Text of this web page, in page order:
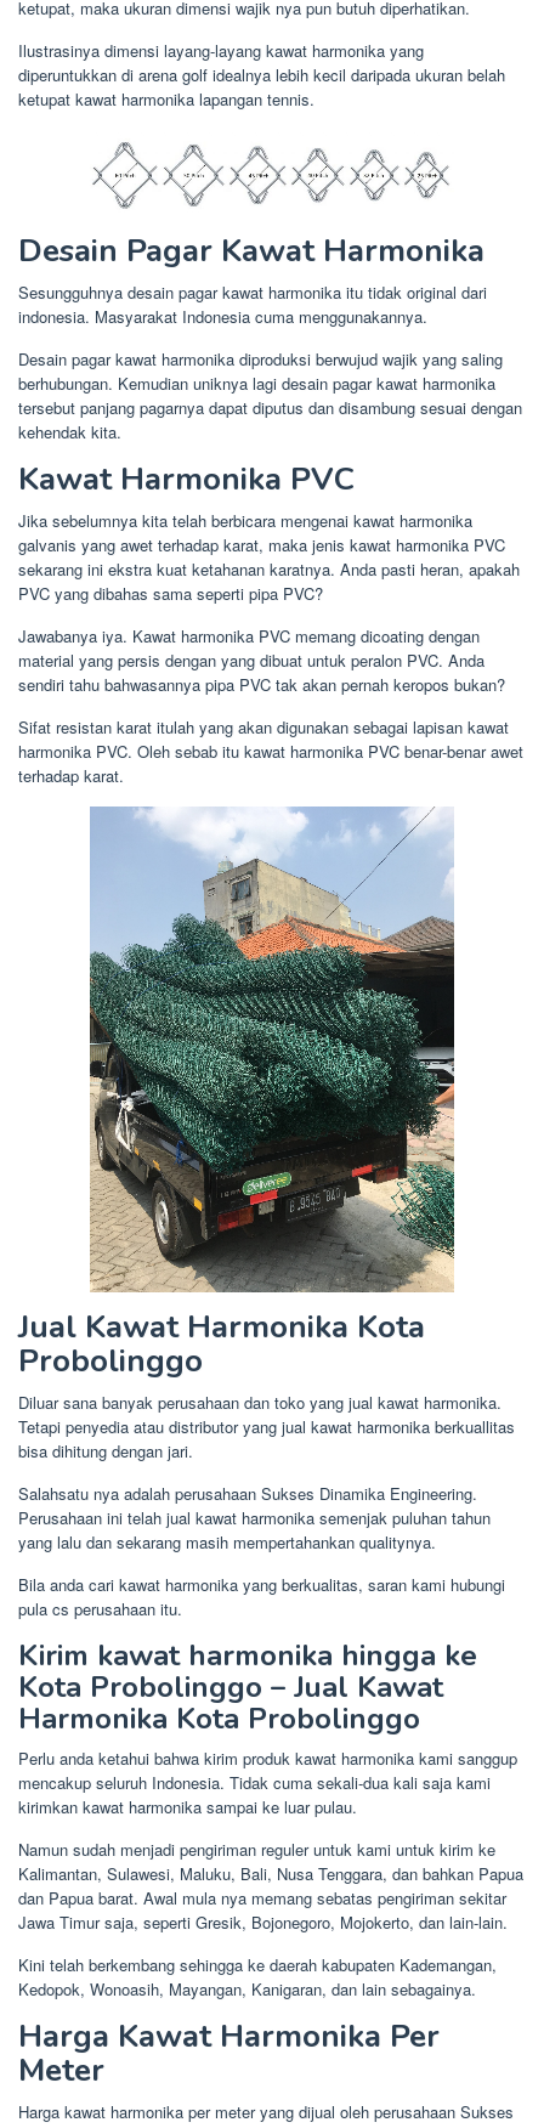
ketupat, maka ukuran dimensi wajik nya pun butuh diperhatikan.
Ilustrasinya dimensi layang-layang kawat harmonika yang
diperuntukkan di arena golf idealnya lebih kecil daripada ukuran belah
ketupat kawat harmonika lapangan tennis.
Desain Pagar Kawat Harmonika
Sesungguhnya desain pagar kawat harmonika itu tidak original dari
indonesia. Masyarakat Indonesia cuma menggunakannya.
Desain pagar kawat harmonika diproduksi berwujud wajik yang saling
berhubungan. Kemudian uniknya lagi desain pagar kawat harmonika
tersebut panjang pagarnya dapat diputus dan disambung sesuai dengan
kehendak kita.
Kawat Harmonika PVC
Jika sebelumnya kita telah berbicara mengenai kawat harmonika
galvanis yang awet terhadap karat, maka jenis kawat harmonika PVC
sekarang ini ekstra kuat ketahanan karatnya. Anda pasti heran, apakah
PVC yang dibahas sama seperti pipa PVC?
Jawabanya iya. Kawat harmonika PVC memang dicoating dengan
material yang persis dengan yang dibuat untuk peralon PVC. Anda
sendiri tahu bahwasannya pipa PVC tak akan pernah keropos bukan?
Sifat resistan karat itulah yang akan digunakan sebagai lapisan kawat
harmonika PVC. Oleh sebab itu kawat harmonika PVC benar-benar awet
terhadap karat.
Jual Kawat Harmonika Kota
Probolinggo
Diluar sana banyak perusahaan dan toko yang jual kawat harmonika.
Tetapi penyedia atau distributor yang jual kawat harmonika berkuallitas
bisa dihitung dengan jari.
Salahsatu nya adalah perusahaan Sukses Dinamika Engineering.
Perusahaan ini telah jual kawat harmonika semenjak puluhan tahun
yang lalu dan sekarang masih mempertahankan qualitynya.
Bila anda cari kawat harmonika yang berkualitas, saran kami hubungi
pula cs perusahaan itu.
Kirim kawat harmonika hingga ke
Kota Probolinggo – Jual Kawat
Harmonika Kota Probolinggo
Perlu anda ketahui bahwa kirim produk kawat harmonika kami sanggup
mencakup seluruh Indonesia. Tidak cuma sekali-dua kali saja kami
kirimkan kawat harmonika sampai ke luar pulau.
Namun sudah menjadi pengiriman reguler untuk kami untuk kirim ke
Kalimantan, Sulawesi, Maluku, Bali, Nusa Tenggara, dan bahkan Papua
dan Papua barat. Awal mula nya memang sebatas pengiriman sekitar
Jawa Timur saja, seperti Gresik, Bojonegoro, Mojokerto, dan lain-lain.
Kini telah berkembang sehingga ke daerah kabupaten Kademangan,
Kedopok, Wonoasih, Mayangan, Kanigaran, dan lain sebagainya.
Harga Kawat Harmonika Per
Meter
Harga kawat harmonika per meter yang dijual oleh perusahaan Sukses